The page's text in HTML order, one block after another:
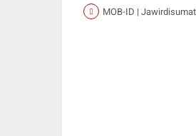
MOB-ID |